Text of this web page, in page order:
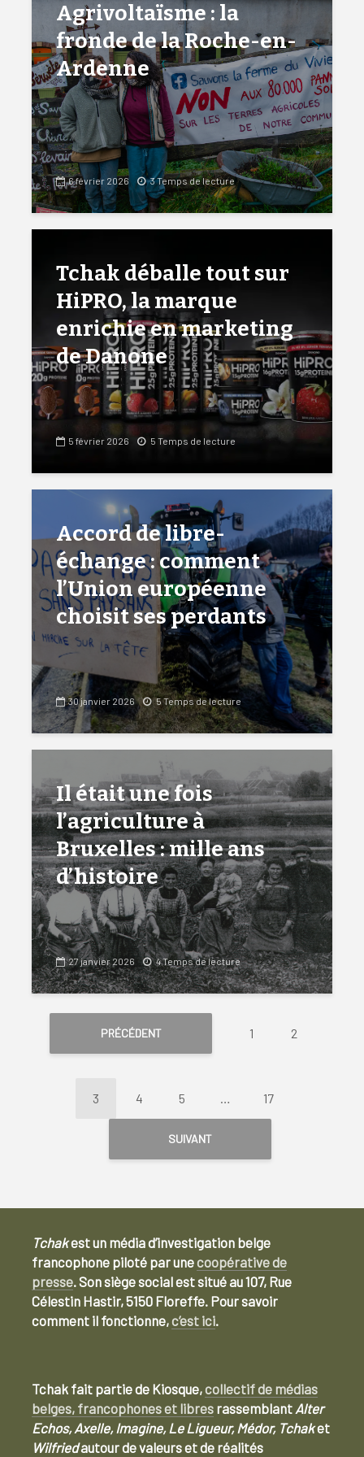
Agrivoltaïsme : la
fronde de la Roche-en-
Ardenne
6 février 2026 3 Temps de lecture
Tchak déballe tout sur
HiPRO, la marque
enrichie en marketing
de Danone
5 février 2026 5 Temps de lecture
Accord de libre-
échange : comment
l’Union européenne
choisit ses perdants
30 janvier 2026 5 Temps de lecture
Il était une fois
l’agriculture à
Bruxelles : mille ans
d’histoire
27 janvier 2026 4 Temps de lecture
PRÉCÉDENT 1 2
3 4 5 … 17
SUIVANT
Tchakest un média d’investigation belge
francophone piloté par unecoopérative de
presse. Son siège social est situé au 107, Rue
Célestin Hastir, 5150 Floreffe. Pour savoir
comment il fonctionne,c’est ici.
Tchak fait partie de Kiosque,collectif de médias
belges, francophones et libres rassemblant Alter
Echos, Axelle, Imagine, Le Ligueur, Médor, Tchaket
Wilfriedautour de valeurs et de réalités